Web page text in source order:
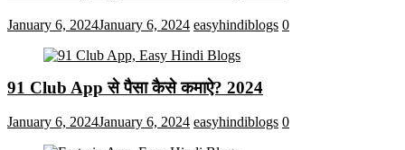
January 6, 2024January 6, 2024 easyhindiblogs 0
91 Club App से पैसा कैसे कमाऐ? 2024
January 6, 2024January 6, 2024 easyhindiblogs 0